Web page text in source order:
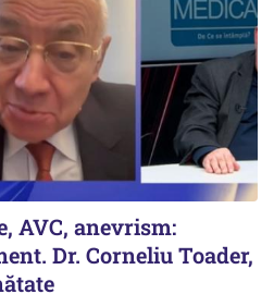
AVC, anevrism:
Dr. Corneliu Toader,